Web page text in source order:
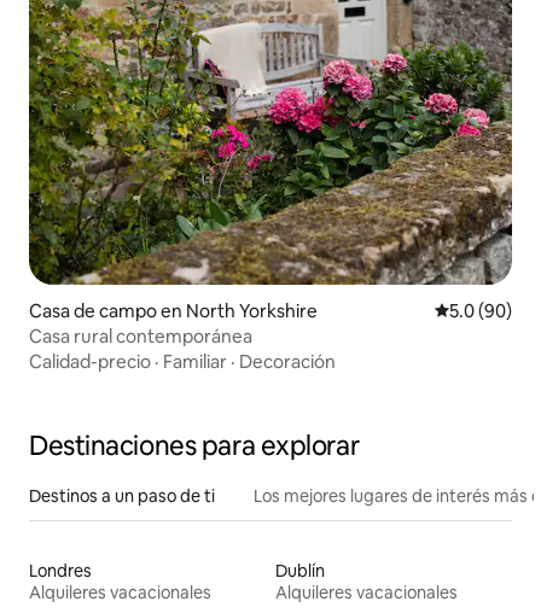
Casa de campo en North Yorkshire Calificación
5.0 (90)
Casa rural contemporánea
Calidad-precio · Familiar · Decoración
Destinaciones para explorar
Destinos a un paso de ti Los mejores lugares de interés más
Londres
Alquileres vacacionales
Dublín
Alquileres vacacionales